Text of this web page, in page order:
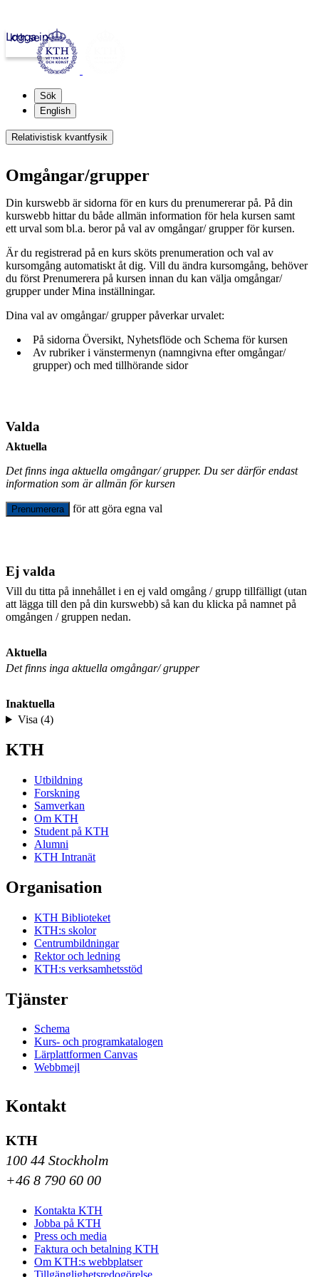
kth.se
Logga in
Sök
English
Relativistisk kvantfysik
Omgångar/grupper
Din kurswebb är sidorna för en kurs du prenumererar på. På din
kurswebb hittar du både allmän information för hela kursen samt
ett urval som bl.a. beror på val av omgångar/ grupper för kursen.
Är du registrerad på en kurs sköts prenumeration och val av
kursomgång automatiskt åt dig. Vill du ändra kursomgång, behöver
du först Prenumerera på kursen innan du kan välja omgångar/
grupper under Mina inställningar.
Dina val av omgångar/ grupper påverkar urvalet:
På sidorna Översikt, Nyhetsflöde och Schema för kursen
Av rubriker i vänstermenyn (namngivna efter omgångar/
grupper) och med tillhörande sidor
Valda
Aktuella
Det finns inga aktuella omgångar/ grupper. Du ser därför endast
information som är allmän för kursen
Prenumerera för att göra egna val
Ej valda
Vill du titta på innehållet i en ej vald omgång / grupp tillfälligt (utan
att lägga till den på din kurswebb) så kan du klicka på namnet på
omgången / gruppen nedan.
Aktuella
Det finns inga aktuella omgångar/ grupper
Inaktuella
Visa (4)
KTH
Utbildning
Forskning
Samverkan
Om KTH
Student på KTH
Alumni
KTH Intranät
Organisation
KTH Biblioteket
KTH:s skolor
Centrumbildningar
Rektor och ledning
KTH:s verksamhetsstöd
Tjänster
Schema
Kurs- och programkatalogen
Lärplattformen Canvas
Webbmejl
Kontakt
KTH
100 44 Stockholm
+46 8 790 60 00
Kontakta KTH
Jobba på KTH
Press och media
Faktura och betalning KTH
Om KTH:s webbplatser